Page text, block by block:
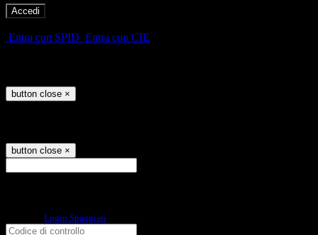
Entra con SPID Entra con CIE
button close ×
button close ×
Login Spaggiari